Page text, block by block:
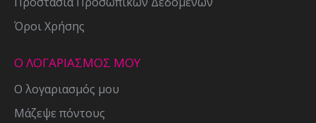
Όροι Χρήσης
Ο ΛΟΓΑΡΙΑΣΜΟΣ ΜΟΥ
Ο λογαριασμός μου
Μάζεψε πόντους